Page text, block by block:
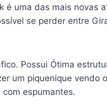
é uma das mais novas
se perder entre
Possui Ótima
um piquenique vendo
espumantes.